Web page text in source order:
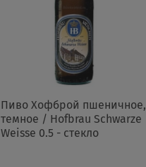
Пиво Хофброй пшеничное,
темное / Hofbrau Schwarze
Weisse 0.5 - стекло